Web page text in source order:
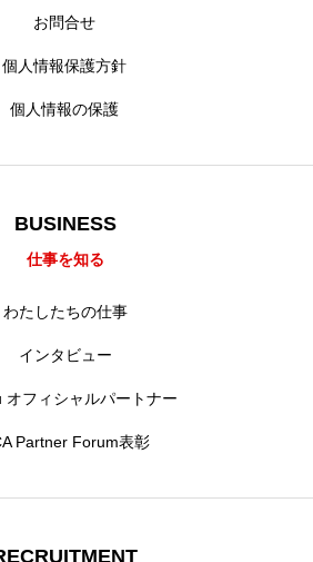
お問合せ
個人情報保護方針
個人情報の保護
BUSINESS
仕事を知る
わたしたちの仕事
インタビュー
オフィシャルパートナー
Partner Forum表彰